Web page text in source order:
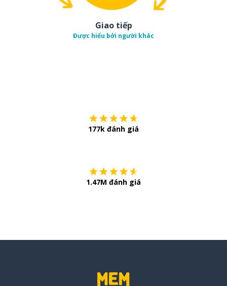
Giao tiếp
Được hiểu bởi người khác
177k đánh giá
1.47M đánh giá